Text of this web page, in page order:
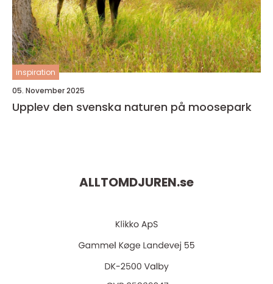
inspiration
05. November 2025
Upplev den svenska naturen på moosepark
ALLTOMDJUREN.se